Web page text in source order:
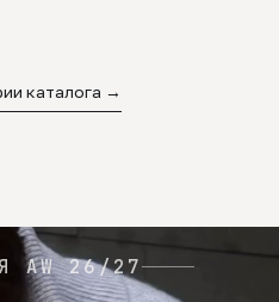
каталога →
AW 26/27